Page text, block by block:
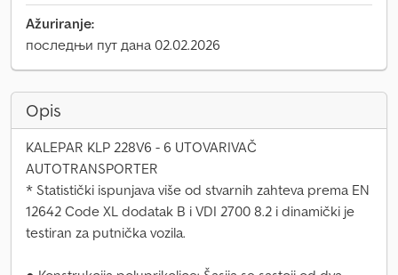
Ažuriranje:
последњи пут дана 02.02.2026
Opis
KALEPAR KLP 228V6 - 6 UTOVARIVAČ
AUTOTRANSPORTER
* Statistički ispunjava više od stvarnih zahteva prema EN
12642 Code XL dodatak B i VDI 2700 8.2 i dinamički je
testiran za putnička vozila.